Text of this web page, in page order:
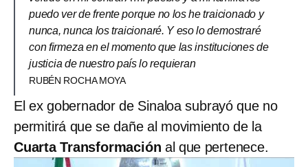
puedo ver de frente porque no los he traicionado y
nunca, nunca los traicionaré. Y eso lo demostraré
con firmeza en el momento que las instituciones de
justicia de nuestro país lo requieran
RUBÉN ROCHA MOYA
El ex gobernador de Sinaloa subrayó que no
permitirá que se dañe al movimiento de la
Cuarta Transformación al que pertenece.